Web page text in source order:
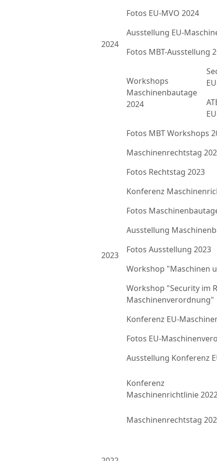
2024
Fotos EU-MVO 2024
Ausstellung EU-
Fotos MBT-Ausstellung
Workshops
Maschinenbautage
2024
Fotos MBT Workshops
2023
Maschinenrechtstag
Fotos Rechtstag 2023
Konferenz
Fotos
Ausstellung
Fotos Ausstellung 2023
Workshop "Maschinen
Workshop "Security im
Maschinenverordnung"
Konferenz EU-
Fotos EU-
Ausstellung Konferenz
Konferenz
Maschinenrichtlinie
Maschinenrechtstag